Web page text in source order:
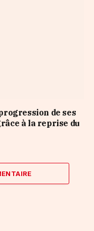
de ses
à la reprise du